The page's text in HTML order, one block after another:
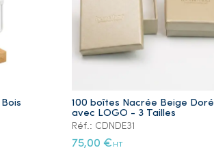
100 boîtes Nacrée Beige Doré
avec LOGO - 3 Tailles
Réf.: CDNDE31
75,00 € HT